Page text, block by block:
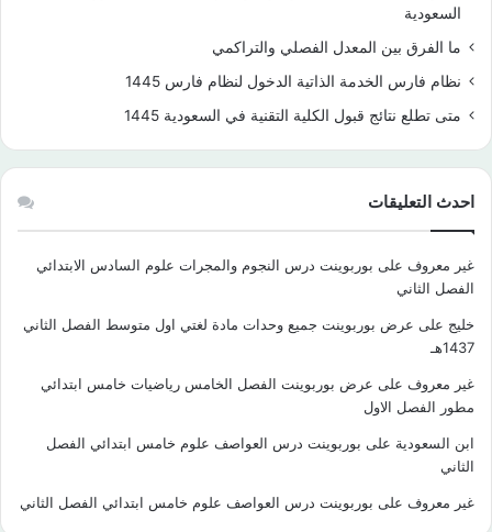
السعودية
ما الفرق بين المعدل الفصلي والتراكمي
نظام فارس الخدمة الذاتية الدخول لنظام فارس 1445
متى تطلع نتائج قبول الكلية التقنية في السعودية 1445
احدث التعليقات
غير معروف على بوربوينت درس النجوم والمجرات علوم السادس الابتدائي
الفصل الثاني
خليج على عرض بوربوينت جميع وحدات مادة لغتي اول متوسط الفصل الثاني
1437هـ
غير معروف على عرض بوربوينت الفصل الخامس رياضيات خامس ابتدائي
مطور الفصل الاول
ابن السعودية على بوربوينت درس العواصف علوم خامس ابتدائي الفصل
الثاني
غير معروف على بوربوينت درس العواصف علوم خامس ابتدائي الفصل الثاني